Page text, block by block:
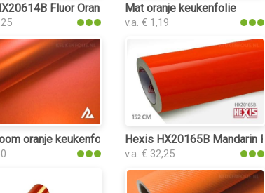
Fluor Orange Gloss keukenfolie
Mat oranje keukenfolie
v.a. € 1,19
oranje keukenfolie Hexis HX20165B Mandarin
v.a. € 32,25